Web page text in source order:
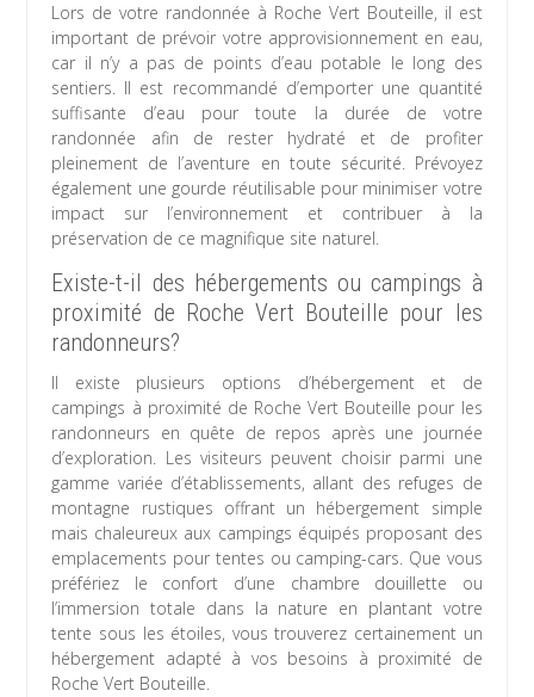
Lors de votre randonnée à Roche Vert Bouteille, il est
important de prévoir votre approvisionnement en eau,
car il n’y a pas de points d’eau potable le long des
sentiers. Il est recommandé d’emporter une quantité
suffisante d’eau pour toute la durée de votre
randonnée afin de rester hydraté et de profiter
pleinement de l’aventure en toute sécurité. Prévoyez
également une gourde réutilisable pour minimiser votre
impact sur l’environnement et contribuer à la
préservation de ce magnifique site naturel.
Existe-t-il des hébergements ou campings à
proximité de Roche Vert Bouteille pour les
randonneurs?
Il existe plusieurs options d’hébergement et de
campings à proximité de Roche Vert Bouteille pour les
randonneurs en quête de repos après une journée
d’exploration. Les visiteurs peuvent choisir parmi une
gamme variée d’établissements, allant des refuges de
montagne rustiques offrant un hébergement simple
mais chaleureux aux campings équipés proposant des
emplacements pour tentes ou camping-cars. Que vous
préfériez le confort d’une chambre douillette ou
l’immersion totale dans la nature en plantant votre
tente sous les étoiles, vous trouverez certainement un
hébergement adapté à vos besoins à proximité de
Roche Vert Bouteille.